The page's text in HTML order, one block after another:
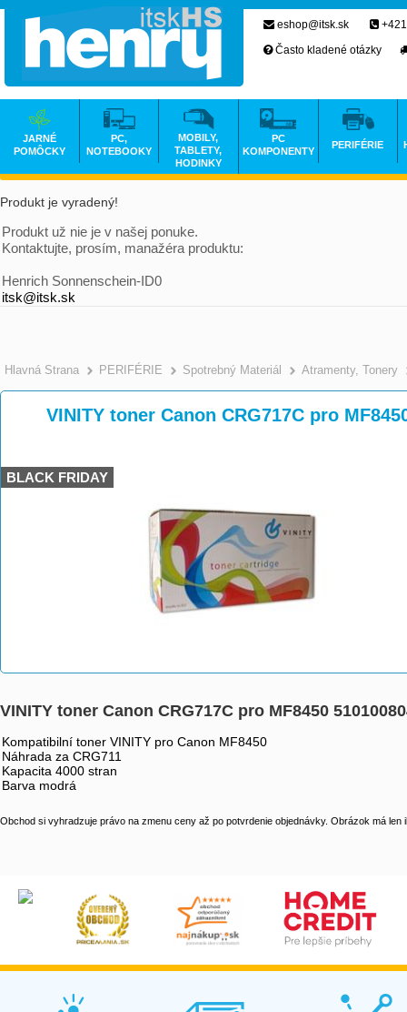
Produkt je vyradený!
Produkt už nie je v našej ponuke.
Kontaktujte, prosím, manažéra produktu:
Henrich Sonnenschein-ID0
itsk@itsk.sk
Hlavná Strana >
PERIFÉRIE >
Spotrebný Materiál >
Atramenty, Tonery
VINITY toner Canon CRG717C pro
BLACK FRIDAY
VINITY toner Canon CRG717C pro MF8450
Kompatibilní toner VINITY pro Canon MF8450
Náhrada za CRG711
Kapacita 4000 stran
Barva modrá
Obchod si vyhradzuje právo na zmenu ceny až po potvrdenie objednávky. Obrázok má len
eshop@itsk.sk
Často kladené otázky
JARNÉ
POMÔCKY
PC,
NOTEBOOKY
MOBILY,
TABLETY,
HODINKY
PC
KOMPONENTY
PERIFÉRIE